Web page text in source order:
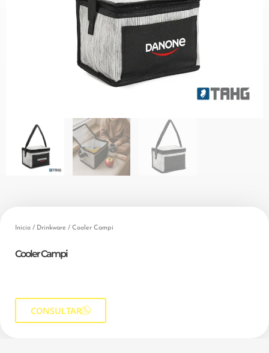
Inicio / Drinkware / Cooler Campi
Cooler Campi
CONSULTAR